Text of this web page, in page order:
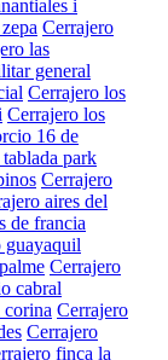
i
Cerrajero
las
general
Cerrajero los
Cerrajero los
16 de
park
Cerrajero
aires del
de francia
guayaquil
Cerrajero
cabral
corina Cerrajero
Cerrajero
finca la